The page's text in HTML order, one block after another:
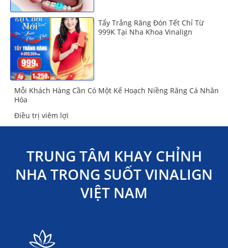
Tẩy Trắng Răng Đón Tết Chỉ Từ
999K Tại Nha Khoa Vinalign
Mỗi Khách Hàng Cần Có Một Kế Hoạch Niềng Răng Cá Nhân
Hóa
Điều trị viêm lợi
TRUNG TÂM KHAY CHỈNH
NHA TRONG SUỐT VINALIGN
VIỆT NAM